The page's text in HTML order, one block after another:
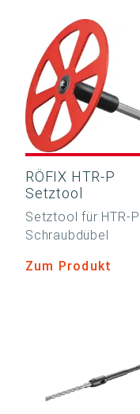
RÖFIX HTR-P
Setztool
Setztool für HTR-P
Schraubdübel
Zum Produkt